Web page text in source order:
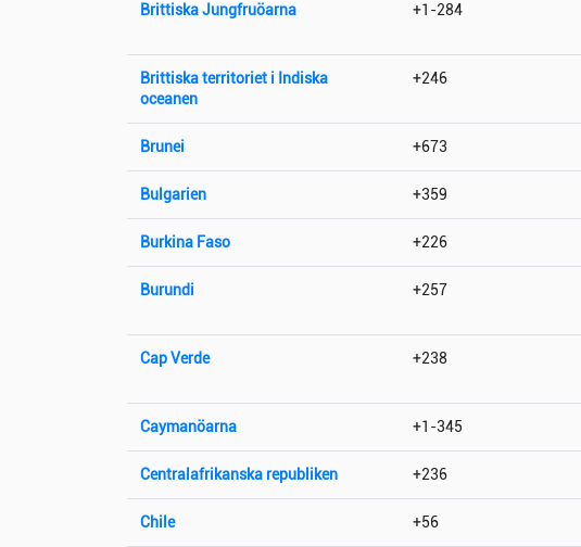
Brittiska Jungfruöarna +1-284
Brittiska territoriet i Indiska
oceanen
+246
Brunei +673
Bulgarien +359
Burkina Faso +226
Burundi +257
Cap Verde +238
Caymanöarna +1-345
Centralafrikanska republiken +236
Chile +56